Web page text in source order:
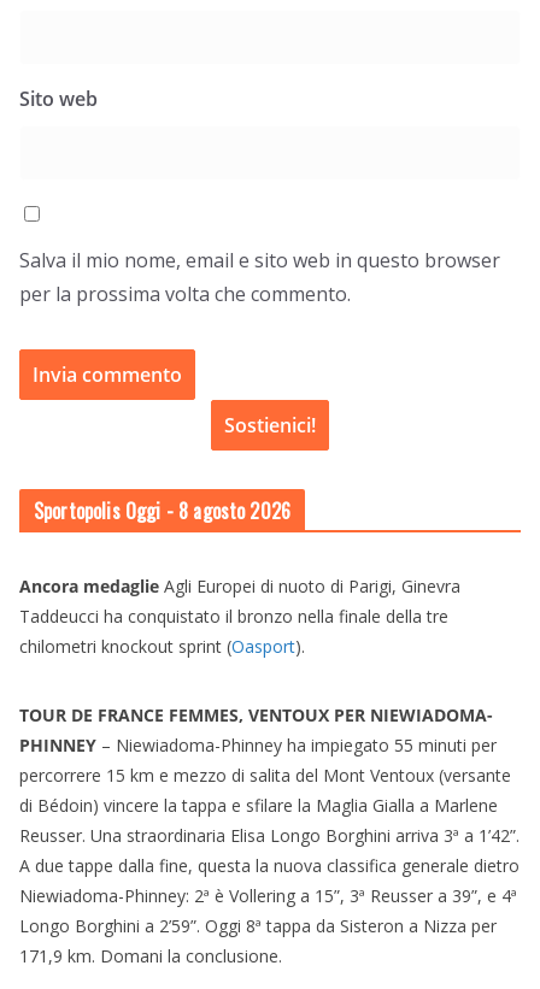
Sito web
Salva il mio nome, email e sito web in questo browser
per la prossima volta che commento.
Sostienici!
Sportopolis Oggi - 8 agosto 2026
Ancora medaglie Agli Europei di nuoto di Parigi, Ginevra
Taddeucci ha conquistato il bronzo nella finale della tre
chilometri knockout sprint (Oasport).
TOUR DE FRANCE FEMMES, VENTOUX PER NIEWIADOMA-
PHINNEY – Niewiadoma-Phinney ha impiegato 55 minuti per
percorrere 15 km e mezzo di salita del Mont Ventoux (versante
di Bédoin) vincere la tappa e sfilare la Maglia Gialla a Marlene
Reusser. Una straordinaria Elisa Longo Borghini arriva 3ª a 1’42”.
A due tappe dalla fine, questa la nuova classifica generale dietro
Niewiadoma-Phinney: 2ª è Vollering a 15”, 3ª Reusser a 39”, e 4ª
Longo Borghini a 2’59”. Oggi 8ª tappa da Sisteron a Nizza per
171,9 km. Domani la conclusione.